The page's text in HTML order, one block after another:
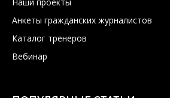
Анкеты гражданских журналистов
Каталог тренеров
Вебинар